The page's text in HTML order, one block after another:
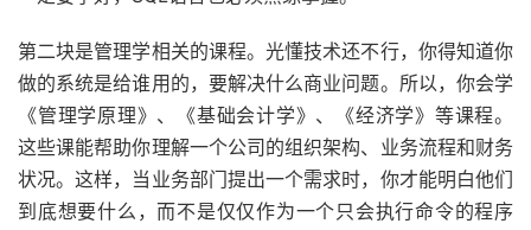
第二块是管理学相关的课程。光懂技术还不行，你得知道你
做的系统是给谁用的，要解决什么商业问题。所以，你会学
《管理学原理》、《基础会计学》、《经济学》等课程。
这些课能帮助你理解一个公司的组织架构、业务流程和财务
状况。这样，当业务部门提出一个需求时，你才能明白他们
到底想要什么，而不是仅仅作为一个只会执行命令的程序